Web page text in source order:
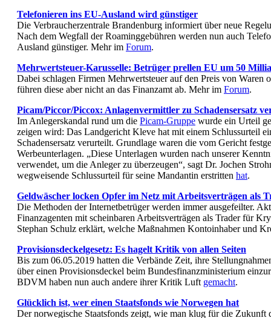
Telefonieren ins EU-Ausland wird günstiger
Die Verbraucherzentrale Brandenburg informiert über neue
Nach dem Wegfall der Roaminggebühren werden nun auch
Ausland günstiger. Mehr im Forum.
Mehrwertsteuer-Karusselle: Betrüger prellen EU um 50
Dabei schlagen Firmen Mehrwertsteuer auf den Preis von Waren
führen diese aber nicht an das Finanzamt ab. Mehr im Forum.
Picam/Piccor/Piccox: Anlagenvermittler zu Schadensersatz
Im Anlegerskandal rund um die Picam-Gruppe wurde ein Urteil
zeigen wird: Das Landgericht Kleve hat mit einem Schlussurteil
Schadensersatz verurteilt. Grundlage waren die vom Gericht
Werbeunterlagen. „Diese Unterlagen wurden nach unserer
verwendet, um die Anleger zu überzeugen“, sagt Dr. Jochen
wegweisende Schlussurteil für seine Mandantin erstritten hat.
Geldwäscher locken Opfer im Netz mit Arbeitsverträgen als
Die Methoden der Internetbetrüger werden immer ausgefeilter.
Finanzagenten mit scheinbaren Arbeitsverträgen als Trader für
Stephan Schulz erklärt, welche Maßnahmen Kontoinhaber und
Provisionsdeckelgesetz: Es hagelt Kritik von allen Seiten
Bis zum 06.05.2019 hatten die Verbände Zeit, ihre
über einen Provisionsdeckel beim Bundesfinanzministerium
BDVM haben nun auch andere ihrer Kritik Luft gemacht.
Glücklich ist, wer einen Staatsfonds wie Norwegen hat
Der norwegische Staatsfonds zeigt, wie man klug für die Zukunft